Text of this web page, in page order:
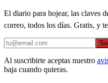
El diario para hojear, las claves
correo, todos los días. Gratis, y
Al suscribirte aceptas nuestro
baja cuando quieras.